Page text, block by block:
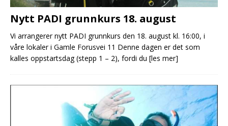
Nytt PADI grunnkurs 18. august
Vi arrangerer nytt PADI grunnkurs den 18. august kl. 16:00, i
våre lokaler i Gamle Forusvei 11 Denne dagen er det som
kalles oppstartsdag (stepp 1 – 2), fordi du [les mer]